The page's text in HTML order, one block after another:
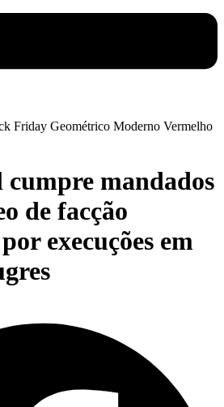
mandados
de facção
execuções em